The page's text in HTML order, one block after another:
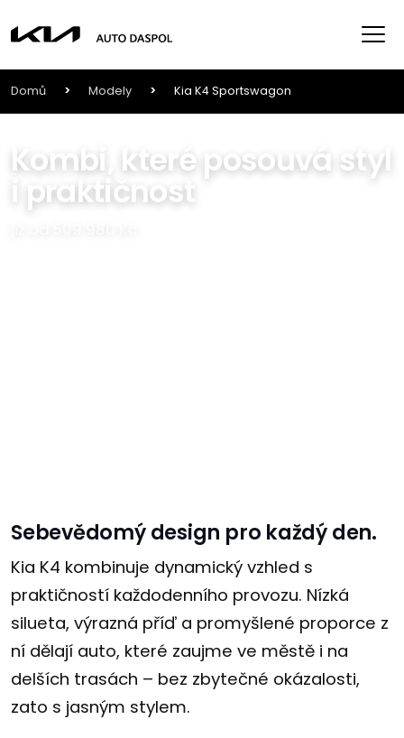
Domů > Modely > Kia K4 Sportswagon
Kombi, které posouvá styl
i praktičnost
Sebevědomý design pro každý den.
Kia K4 kombinuje dynamický vzhled s
praktičností každodenního provozu. Nízká
silueta, výrazná příď a promyšlené proporce z
ní dělají auto, které zaujme ve městě i na
delších trasách – bez zbytečné okázalosti,
zato s jasným stylem.